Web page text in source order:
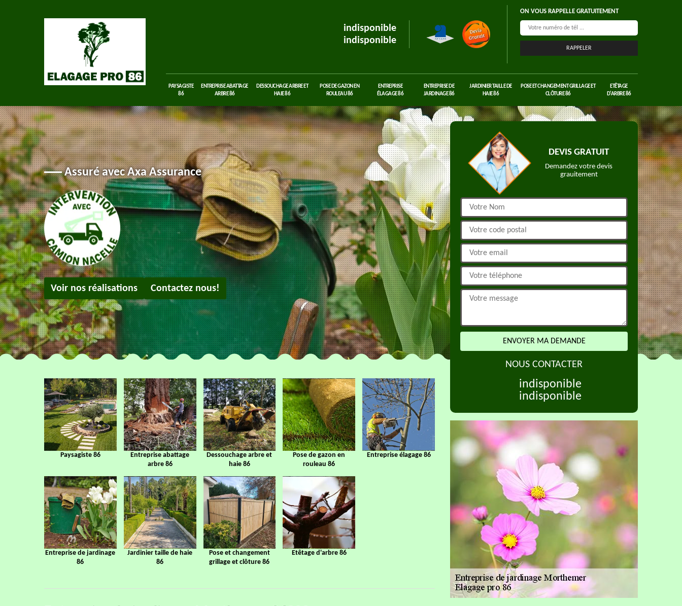
indisponible
indisponible
ON VOUS RAPPELLE GRATUITEMENT
PAYSAGISTE
86
ENTREPRISE ABATTAGE
ARBRE 86
DESSOUCHAGE ARBRE ET
HAIE 86
POSE DE GAZON EN
ROULEAU 86
ENTREPRISE
ÉLAGAGE 86
ENTREPRISE DE
JARDINAGE 86
JARDINIER TAILLE DE
HAIE 86
POSE ET CHANGEMENT GRILLAGE ET
CLÔTURE 86
ETÊTAGE
D'ARBRE 86
Assuré avec Axa Assurance
Voir nos réalisations Contactez nous!
Paysagiste 86
Entreprise abattage
arbre 86
Dessouchage arbre et
haie 86
Pose de gazon en
rouleau 86
Entreprise élagage 86
Entreprise de jardinage
86
Jardinier taille de haie
86
Pose et changement
grillage et clôture 86
Etêtage d'arbre 86
DEVIS GRATUIT
Demandez votre devis
grauitement
NOUS CONTACTER
indisponible
indisponible